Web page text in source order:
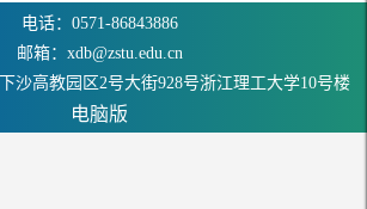
电话：0571-86843886
邮箱：xdb@zstu.edu.cn
沙高教园区2号大街928号浙江理工大学10号楼
电脑版